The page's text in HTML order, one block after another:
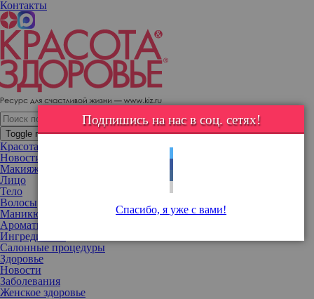
Контакты
Toggle navigation
Красота
Новости
Макияж
Лицо
Тело
Волосы
Маникюр
Ароматы
Ингредиенты
Салонные процедуры
Здоровье
Новости
Заболевания
Женское здоровье
Подпишись на нас в соц. сетях!
Спасибо, я уже с вами!
49-летняя Селин Дион снялась обнаженной
Канадская певица решилась на провокационную съемку!